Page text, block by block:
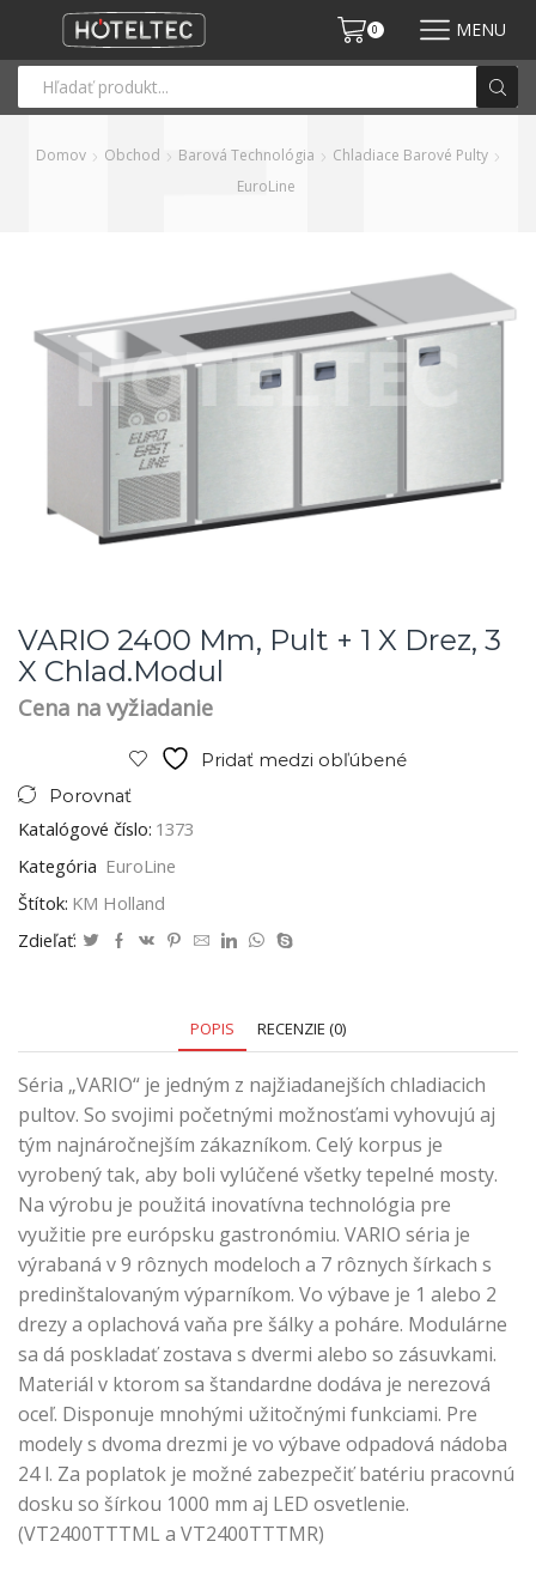
0 MENU
Domov Obchod Barová Technológia
Chladiace Barové Pulty
EuroLine
VARIO 2400 Mm, Pult + 1 X Drez, 3
X Chlad.modul
Cena na vyžiadanie
Pridať medzi obľúbené
Porovnať
Katalógové číslo: 1373
Kategória EuroLine
Štítok: KM Holland
Zdieľať:
POPIS RECENZIE (0)
Séria „VARIO“ je jedným z najžiadanejších chladiacich
pultov. So svojimi početnými možnosťami vyhovujú aj
tým najnáročnejším zákazníkom. Celý korpus je
vyrobený tak, aby boli vylúčené všetky tepelné mosty.
Na výrobu je použitá inovatívna technológia pre
využitie pre európsku gastronómiu. VARIO séria je
výrabaná v 9 rôznych modeloch a 7 rôznych šírkach s
predinštalovaným výparníkom. Vo výbave je 1 alebo 2
drezy a oplachová vaňa pre šálky a poháre. Modulárne
sa dá poskladať zostava s dvermi alebo so zásuvkami.
Materiál v ktorom sa štandardne dodáva je nerezová
oceľ. Disponuje mnohými užitočnými funkciami. Pre
modely s dvoma drezmi je vo výbave odpadová nádoba
24 l. Za poplatok je možné zabezpečiť batériu pracovnú
dosku so šírkou 1000 mm aj LED osvetlenie.
(VT2400TTTML a VT2400TTTMR)